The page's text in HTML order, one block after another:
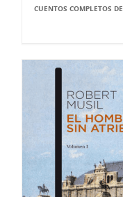
CUENTOS COMPLETOS